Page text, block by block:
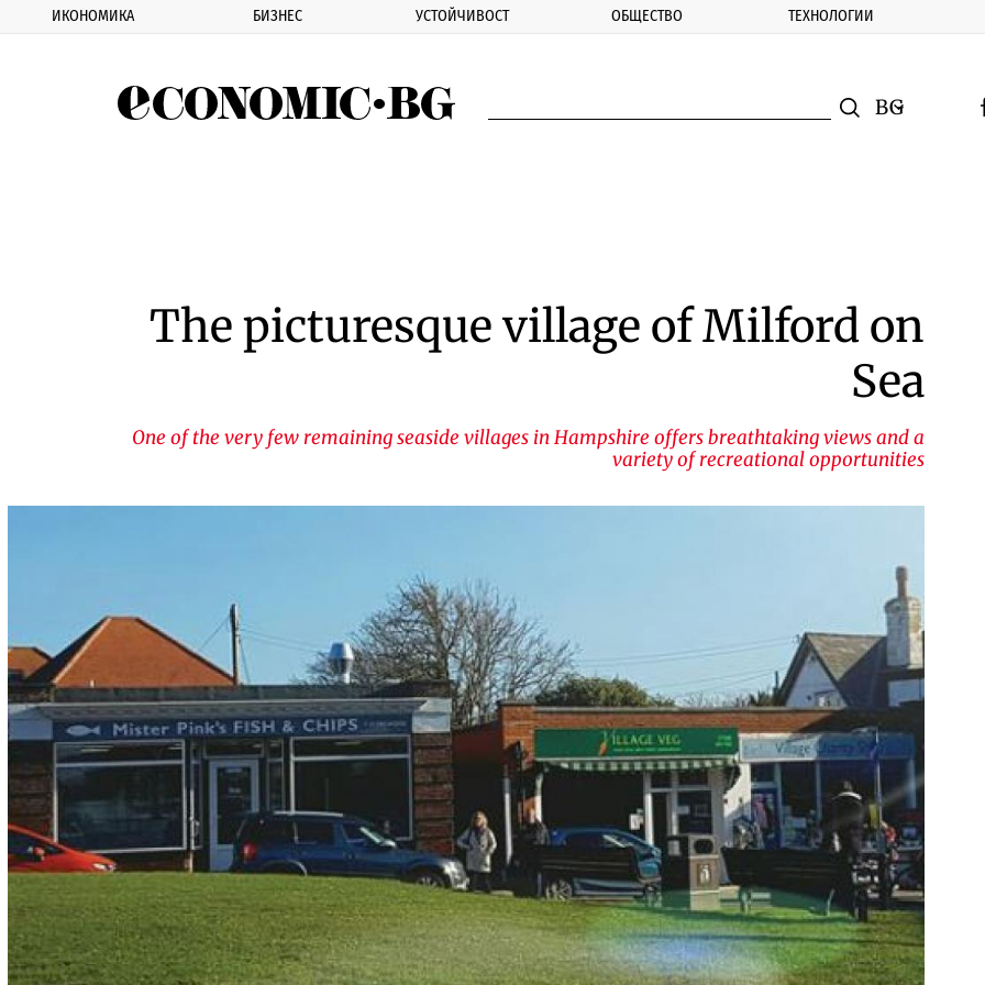
ИКОНОМИКА БИЗНЕС УСТОЙЧИВОСТ ОБЩЕСТВО ТЕХНОЛОГИИ
Смяна на
The picturesque village of Milford on
Sea
One of the very few remaining seaside villages in Hampshire offers breathtaking views and a
variety of recreational opportunities